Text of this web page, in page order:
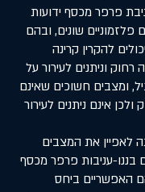
פרפר מכסף ידועות
פלזמוניים שונים, ובהם
להקרין קרינה
וניתנים לעירור על
ומצבים חשוכים שאינם
אינם ניתנים לעירור
לאפיין את המצבים
בננו-עניבות פרפר מכסף
האפשריים ביחס